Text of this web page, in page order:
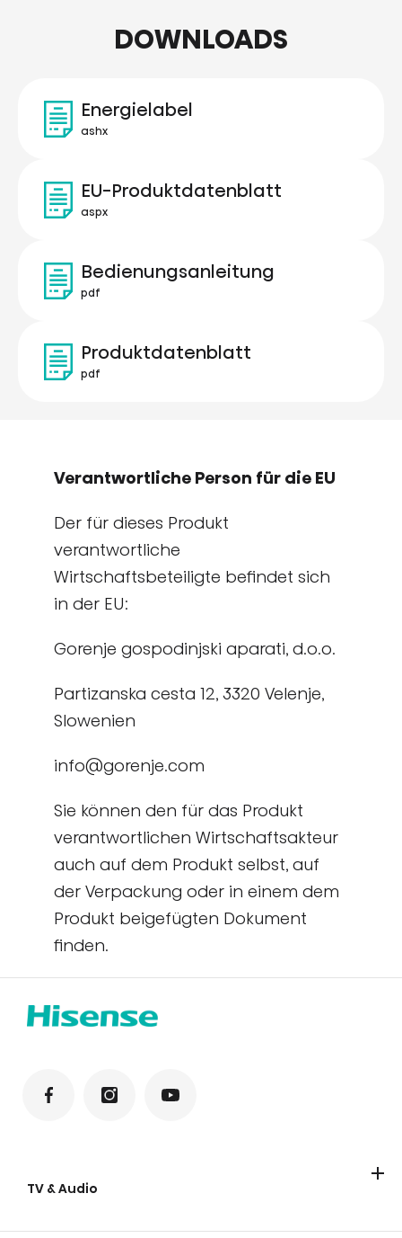
DOWNLOADS
Energielabel
ashx
EU-Produktdatenblatt
aspx
Bedienungsanleitung
pdf
Produktdatenblatt
pdf
Verantwortliche Person für die EU
Der für dieses Produkt
verantwortliche
Wirtschaftsbeteiligte befindet sich
in der EU:
Gorenje gospodinjski aparati, d.o.o.
Partizanska cesta 12, 3320 Velenje,
Slowenien
info@gorenje.com
Sie können den für das Produkt
verantwortlichen Wirtschaftsakteur
auch auf dem Produkt selbst, auf
der Verpackung oder in einem dem
Produkt beigefügten Dokument
finden.
TV & Audio